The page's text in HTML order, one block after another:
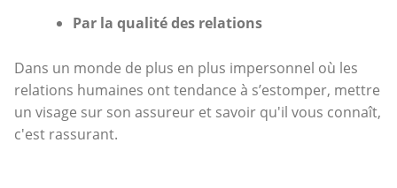
Par la qualité des relations
Dans un monde de plus en plus impersonnel où les
relations humaines ont tendance à s’estomper, mettre
un visage sur son assureur et savoir qu'il vous connaît,
c'est rassurant.